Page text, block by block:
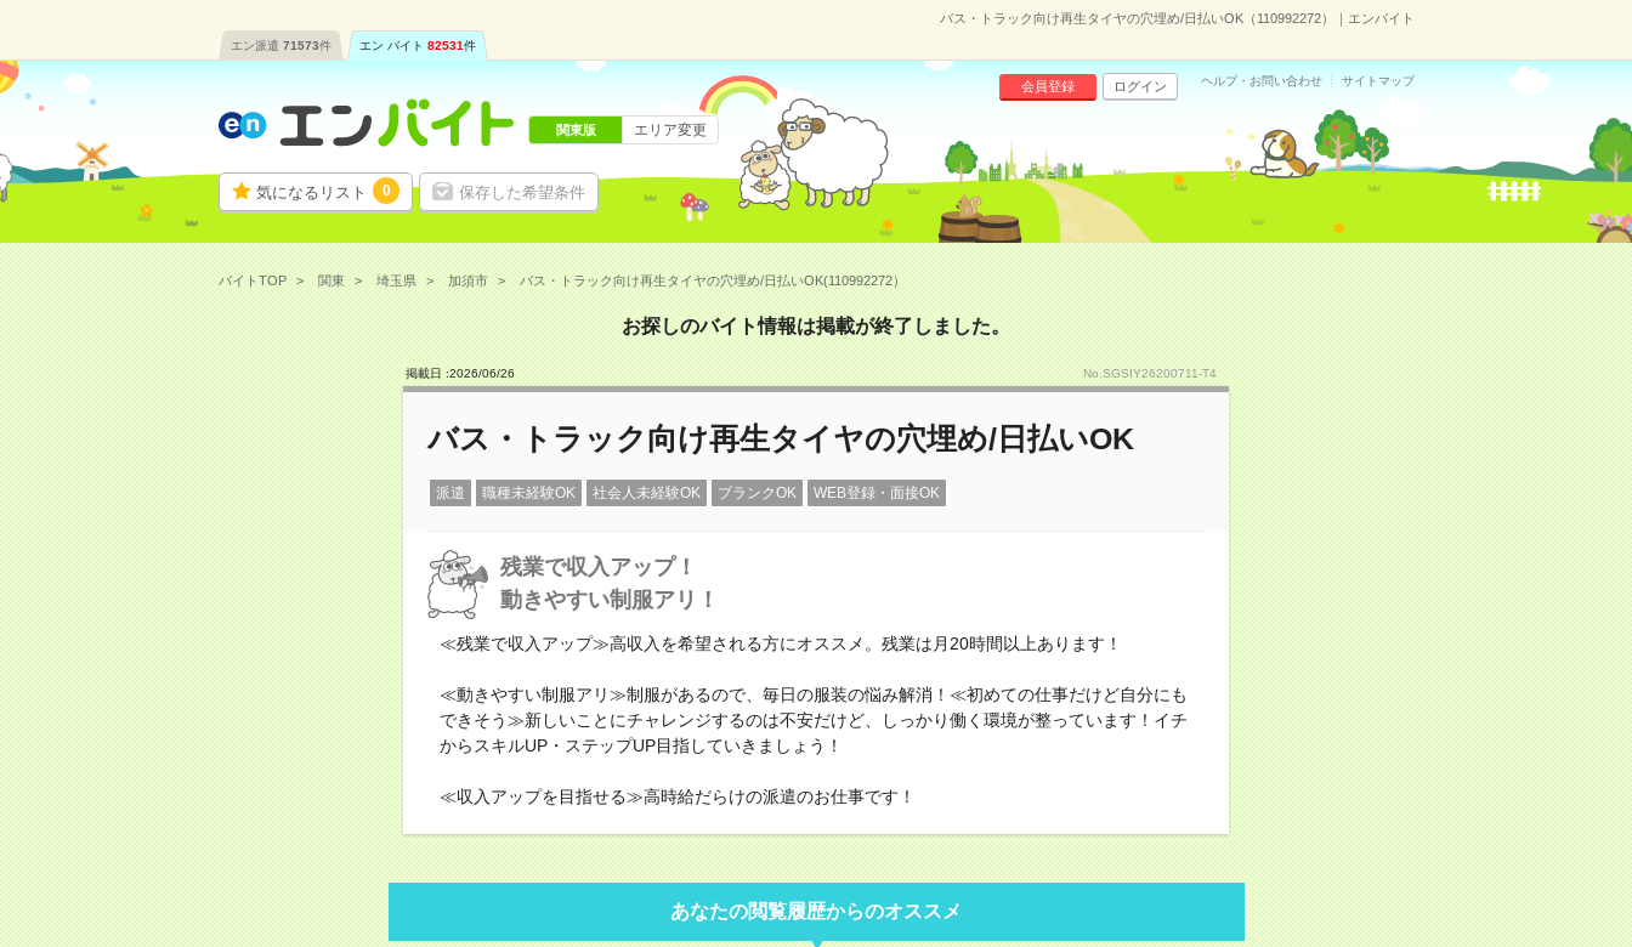
バス・トラック向け再生タイヤの穴埋め/日払いOK（110992272）｜エンバイト
エン派遣 71573件 エン バイト 82531件
気になるリスト 0 保存した希望条件
会員登録 ログイン ヘルプ・お問い合わせ サイトマップ
関東版 エリア変更
バイトTOP 関東 埼玉県 加須市 バス・トラック向け再生タイヤの穴埋め/日払いOK(110992272）
お探しのバイト情報は掲載が終了しました。
掲載日 :2026/06/26 No.SGSIY26200711-T4
バス・トラック向け再生タイヤの穴埋め/日払いOK
派遣 職種未経験OK 社会人未経験OK ブランクOK WEB登録・面接OK
残業で収入アップ！
動きやすい制服アリ！
≪残業で収入アップ≫高収入を希望される方にオススメ。残業は月20時間以上あります！
≪動きやすい制服アリ≫制服があるので、毎日の服装の悩み解消！≪初めての仕事だけど自分にも
できそう≫新しいことにチャレンジするのは不安だけど、しっかり働く環境が整っています！イチ
からスキルUP・ステップUP目指していきましょう！
≪収入アップを目指せる≫高時給だらけの派遣のお仕事です！
あなたの閲覧履歴からのオススメ